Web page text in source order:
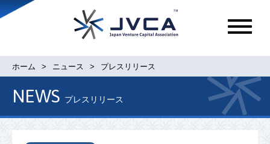
メ
ュ
ホーム ニュース プレスリリース
NEWS プレスリリース